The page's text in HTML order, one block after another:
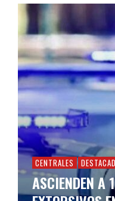
CENTRALES
ASCIENDEN A